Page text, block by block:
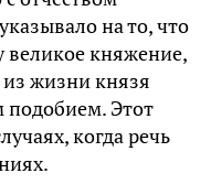
на то, что
великое княжение,
жизни князя
подобием. Этот
когда речь